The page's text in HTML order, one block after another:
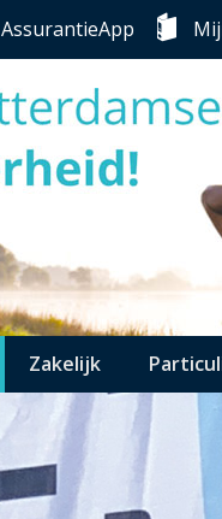
AssurantieApp
Zakelijk